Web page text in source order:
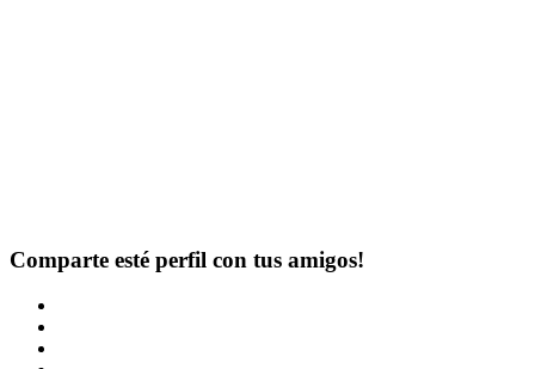
Comparte esté perfil con tus amigos!